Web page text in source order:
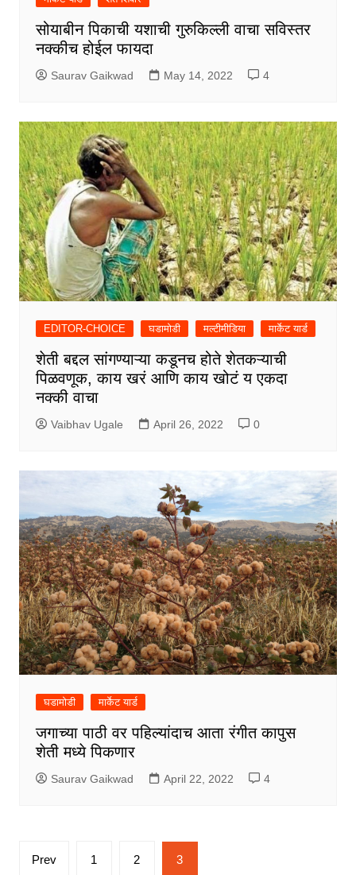
सोयाबीन पिकाची यशाची गुरुकिल्ली वाचा सविस्तर
नक्कीच होईल फायदा
Saurav Gaikwad May 14, 2022 4
EDITOR-CHOICE घडामोडी मल्टीमीडिया मार्केट यार्ड
शेती बद्दल सांगण्याऱ्या कडूनच होते शेतकऱ्याची
पिळवणूक, काय खरं आणि काय खोटं य एकदा
नक्की वाचा
Vaibhav Ugale April 26, 2022 0
घडामोडी मार्केट यार्ड
जगाच्या पाठी वर पहिल्यांदाच आता रंगीत कापुस
शेती मध्ये पिकणार
Saurav Gaikwad April 22, 2022 4
Posts
Prev 1 2 3